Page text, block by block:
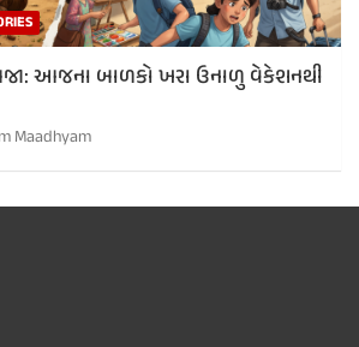
આજના બાળકો ખરા ઉનાળુ વેકેશનથી
Maadhyam